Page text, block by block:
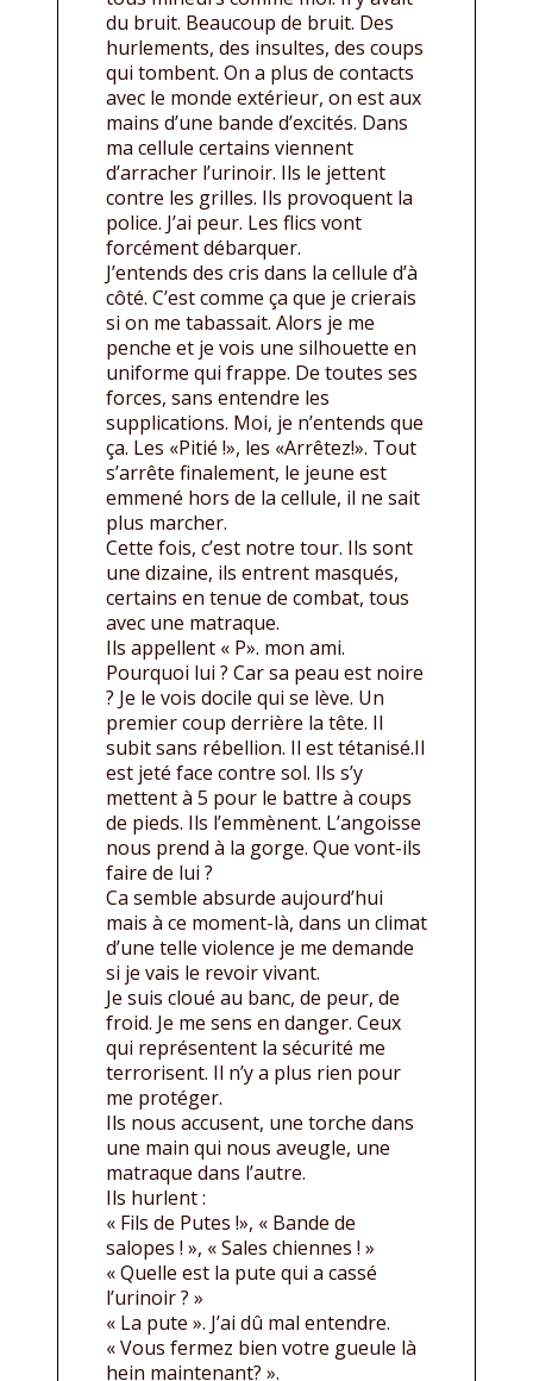
du bruit. Beaucoup de bruit. Des
hurlements, des insultes, des coups
qui tombent. On a plus de contacts
avec le monde extérieur, on est aux
mains d’une bande d’excités. Dans
ma cellule certains viennent
d’arracher l’urinoir. Ils le jettent
contre les grilles. Ils provoquent la
police. J’ai peur. Les flics vont
forcément débarquer.
J’entends des cris dans la cellule d’à
côté. C’est comme ça que je crierais
si on me tabassait. Alors je me
penche et je vois une silhouette en
uniforme qui frappe. De toutes ses
forces, sans entendre les
supplications. Moi, je n’entends que
ça. Les «Pitié !», les «Arrêtez!». Tout
s’arrête finalement, le jeune est
emmené hors de la cellule, il ne sait
plus marcher.
Cette fois, c’est notre tour. Ils sont
une dizaine, ils entrent masqués,
certains en tenue de combat, tous
avec une matraque.
Ils appellent « P». mon ami.
Pourquoi lui ? Car sa peau est noire
? Je le vois docile qui se lève. Un
premier coup derrière la tête. Il
subit sans rébellion. Il est tétanisé.Il
est jeté face contre sol. Ils s’y
mettent à 5 pour le battre à coups
de pieds. Ils l’emmènent. L’angoisse
nous prend à la gorge. Que vont-ils
faire de lui ?
Ca semble absurde aujourd’hui
mais à ce moment-là, dans un climat
d’une telle violence je me demande
si je vais le revoir vivant.
Je suis cloué au banc, de peur, de
froid. Je me sens en danger. Ceux
qui représentent la sécurité me
terrorisent. Il n’y a plus rien pour
me protéger.
Ils nous accusent, une torche dans
une main qui nous aveugle, une
matraque dans l’autre.
Ils hurlent :
« Fils de Putes !», « Bande de
salopes ! », « Sales chiennes ! »
« Quelle est la pute qui a cassé
l’urinoir ? »
« La pute ». J’ai dû mal entendre.
« Vous fermez bien votre gueule là
hein maintenant? ».